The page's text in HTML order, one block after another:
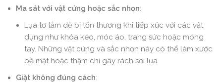
Ma sát với vật cứng hoặc sắc nhọn:
Lụa tơ tằm dễ bị tổn thương khi tiếp xúc với các vật
dụng như khóa kéo, móc áo, trang sức hoặc móng
tay. Những vật cứng và sắc nhọn này có thể làm xước
bề mặt hoặc thậm chí gây rách sợi lụa.
Giặt không đúng cách: